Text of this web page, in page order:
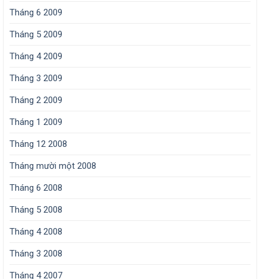
Tháng 6 2009
Tháng 5 2009
Tháng 4 2009
Tháng 3 2009
Tháng 2 2009
Tháng 1 2009
Tháng 12 2008
Tháng mười một 2008
Tháng 6 2008
Tháng 5 2008
Tháng 4 2008
Tháng 3 2008
Tháng 4 2007